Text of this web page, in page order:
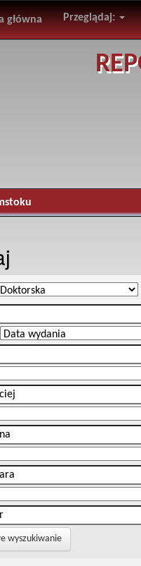
główna Przeglądaj:
wyszukiwanie